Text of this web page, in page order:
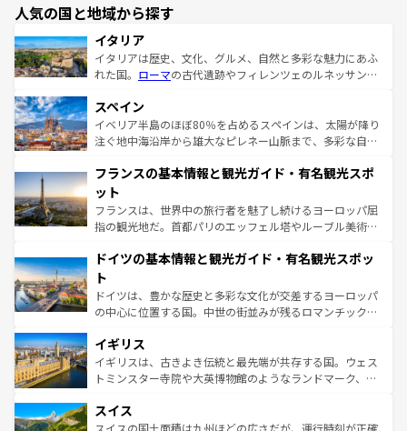
人気の国と地域から探す
イタリア
イタリアは歴史、文化、グルメ、自然と多彩な魅力にあふ
れた国。 ローマの古代遺跡やフィレンツェのルネッサンス
ろん、トスカーナの美しい田園風景やアマルフィ海岸の絶
景など、自然景観も見逃せない。観光の合間には、本場の
ピザやパスタなど、絶品のイタリア料理を堪能することも
ませてくれるイタリアで、忘れられない旅をしてみよう！
なお、新着のイタリア情報は
しい。
スペイン
イベリア半島のほぼ80％を占めるスペインは、太陽が降り
注ぐ地中海沿岸から雄大なピレネー山脈まで、多彩な自然
文化が根付くこの国では、情熱的なフラメンコ、熱気あふ
れる闘牛、そして美味しいタパスが生活の一部となってい
る。首都マドリードの洗練された雰囲気や、バルセロナの
アートに溢れた街角から、地方では古代ローマ遺跡や中世
せる。地方によって風土や気候が異なるスペインはその個
ンテンツ一覧 を参照してほしい。
フランスの基本情報と観光ガイド・有名観光スポ
ット
フランスは、世界中の旅行者を魅了し続けるヨーロッパ屈
指の観光地だ。首都パリのエッフェル塔やルーブル美術館
で、幅広い魅力が詰まっている。華麗な宮殿、歴史的な大
聖堂、美しいビーチ、そして豊かな自然が、訪れる者を心
から魅了する。また、フランスは美食の国としても知ら
れ、フランス料理はユネスコ無形文化遺産にも登録されて
香り高いラベンダー畑など、多彩な楽しみ方が可能だ。さ
らに、パリ以外の地域にも魅力が溢れており、どの街角に
も豊かな歴史と文化が息づいている。パリ以外の個性あふ
を参照してほしい。
ドイツの基本情報と観光ガイド・有名観光スポッ
ト
ドイツは、豊かな歴史と多彩な文化が交差するヨーロッパ
の中心に位置する国。中世の街並みが残るロマンチック街
顔を持つこの国は、どこを歩いても飽きることがない。ベ
ルリンの文化的活気、バイエルン州のアルプスの絶景、そ
してライン川沿いのワイン畑といった風景は必見。ビール
は、お酒好きな人にはぜひ体験してほしい。 なお、新着の
ドイツ情報はコンテンツ一覧を参照してほしい。
イギリス
イギリスは、古きよき伝統と最先端が共存する国。ウェス
トミンスター寺院や大英博物館のようなランドマーク、歴
リアごとに異なる魅力がある。また、優雅なアフタヌーン
ティー、ビール好きにはたまらない英国パブ、サッカー観
スイス
スイスの国土面積は九州ほどの広さだが、運行時刻が正確